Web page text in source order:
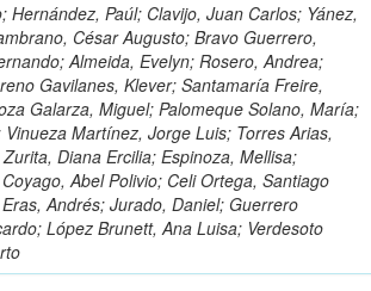
Paúl; Clavijo, Juan Carlos; Yánez,
César Augusto; Bravo Guerrero,
Almeida, Evelyn; Rosero, Andrea;
Gavilanes, Klever; Santamaría Freire,
Galarza, Miguel; Palomeque Solano, María;
Martínez, Jorge Luis; Torres Arias,
Diana Ercilia; Espinoza, Mellisa;
Abel Polivio; Celi Ortega, Santiago
Andrés; Jurado, Daniel; Guerrero
López Brunett, Ana Luisa; Verdesoto